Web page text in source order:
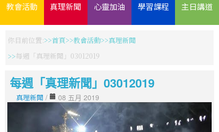
教會活動 真理新聞 心靈加油 學習課程 主日講道
你目前位置: 首頁 教會活動
真理新聞
每週「真理新聞」03012019
每週「真理新聞」03012019
真理新聞 / 08 五月 2019